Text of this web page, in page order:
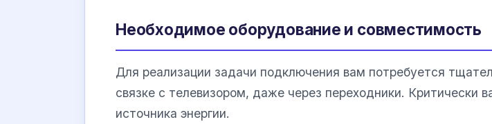
Необходимое оборудование и совместимость
Для реализации задачи подключения вам потребуется
связке с телевизором, даже через переходники.
источника энергии.